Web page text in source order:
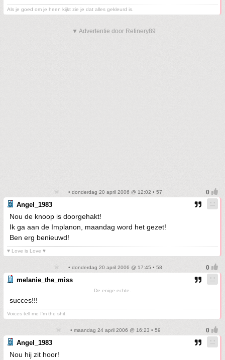
Als je goed om je heen kijkt zie je dat alles gekleurd is.
▼ Advertentie door Refinery89
• donderdag 20 april 2006 @ 12:02 • 57
Angel_1983
Nou de knoop is doorgehakt!
Ik ga aan de Implanon, maandag word het gezet!
Ben erg benieuwd!
♥ Love is Love ♥
• donderdag 20 april 2006 @ 17:45 • 58
melanie_the_miss
De enige echte.
succes!!!
Voices tell me I'm the shit.
• maandag 24 april 2006 @ 16:23 • 59
Angel_1983
Nou hij zit hoor!